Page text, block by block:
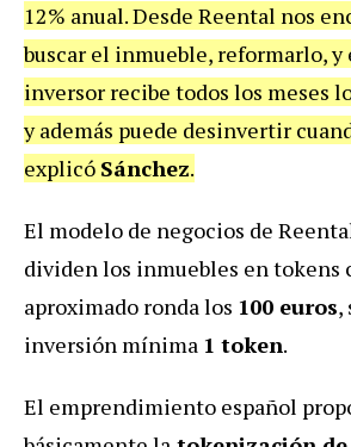
12% anual. Desde Reental nos
buscar el inmueble, reformarlo,
inversor recibe todos los meses
y además puede desinvertir
explicó Sánchez.
El modelo de negocios de
dividen los inmuebles en tokens
aproximado ronda los 100 euros,
inversión mínima 1 token.
El emprendimiento español